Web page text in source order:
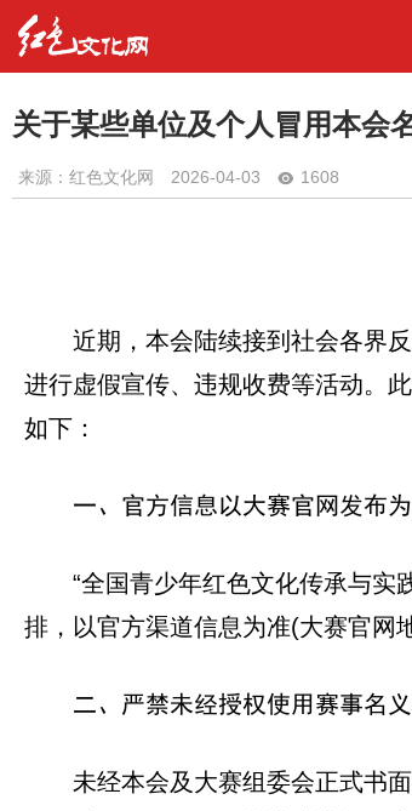
关于某些单位及个人冒用本会
来源：红色文化网 2026-04-03 1608
近期，本会陆续接到社会各界
进行虚假宣传、违规收费等活动。
如下：
一、官方信息以大赛官网发布
“全国青少年红色文化传承与实
排，以官方渠道信息为准(大赛官网
二、严禁未经授权使用赛事名
未经本会及大赛组委会正式书